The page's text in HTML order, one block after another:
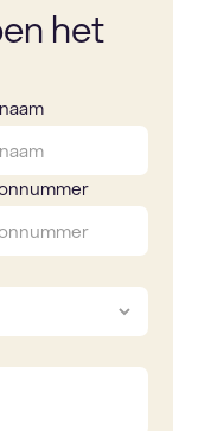
het